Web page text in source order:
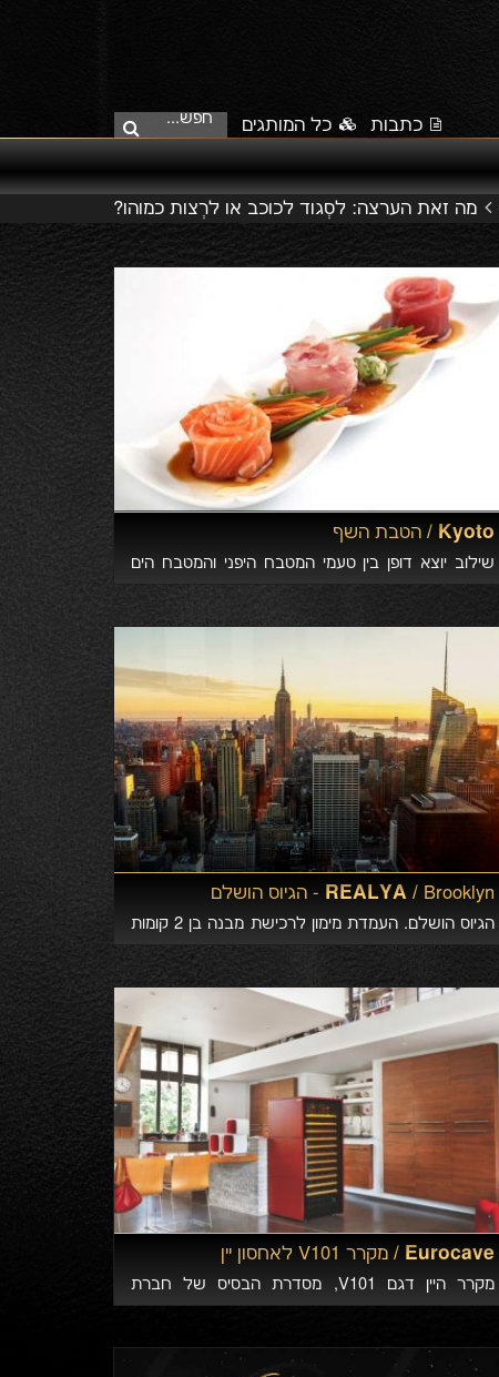
כתבות כל המותגים חפש...
מה זאת הערצה: לסְגוד לכוכב או לרְצות כמוהו?
Kyoto / הטבת השף
שילוב יוצא דופן בין טעמי המטבח היפני והמטבח הים
תיכוני
REALYA / Brooklyn - הגיוס הושלם
הגיוס הושלם. העמדת מימון לרכישת מבנה בן 2 קומות
להריסה חלקית והקמת מבנה מגורים בן 4 קומות הכולל
7 דירות למכירה בשכונת Greenpoint, Brooklyn.
Eurocave / מקרר V101 לאחסון יין
מקרר היין דגם V101, מסדרת הבסיס של חברת
Eurocave הצרפתית, הוא הפתרון המושלם לחובב היין